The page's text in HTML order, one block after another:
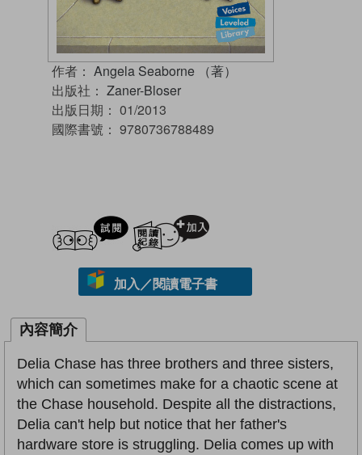
作者： Angela Seaborne （著）
出版社： Zaner-Bloser
出版日期： 01/2013
國際書號： 9780736788489
試閲
加入／閱讀電子書
內容簡介
Delia Chase has three brothers and three sisters,
which can sometimes make for a chaotic scene at
the Chase household. Despite all the distractions,
Delia can't help but notice that her father's
hardware store is struggling. Delia comes up with